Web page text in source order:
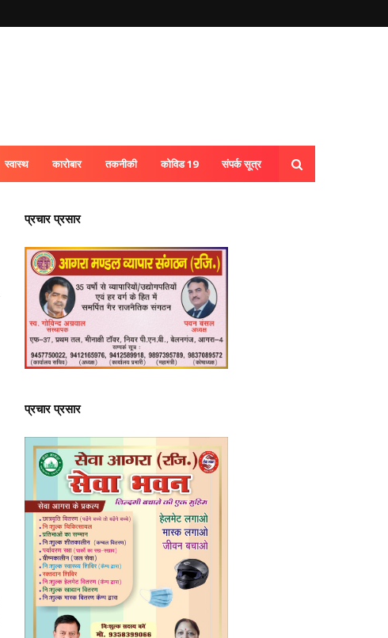
स्वास्थ कारोबार तकनीकी कोविड 19 संपर्क सूत्र
प्रचार प्रसार
प्रचार प्रसार